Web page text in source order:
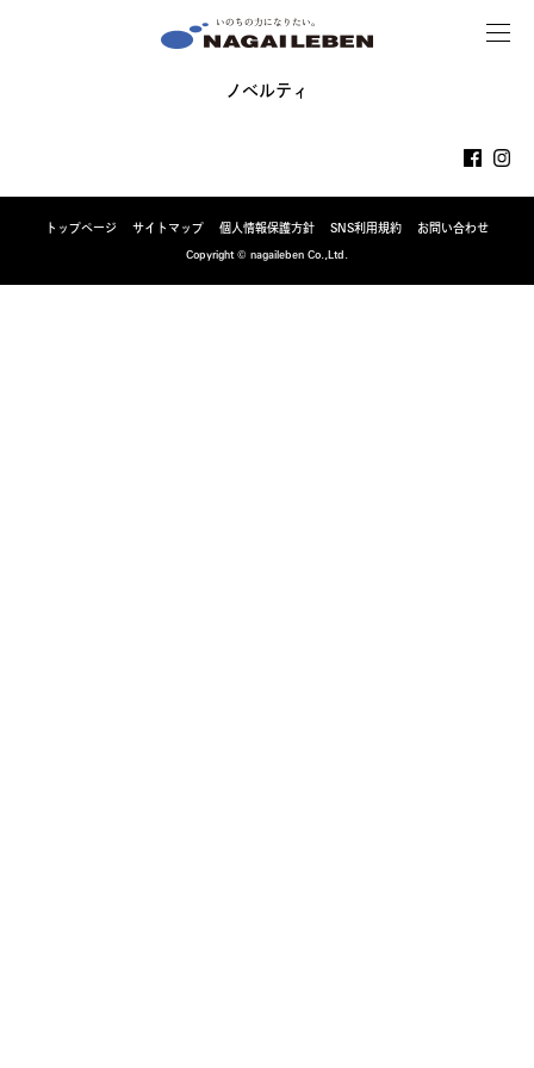
MENU
ノベルティ
トップページ サイトマップ 個人情報保護方針 SNS利用規約
お問い合わせ
Copyright © nagaileben Co.,Ltd.